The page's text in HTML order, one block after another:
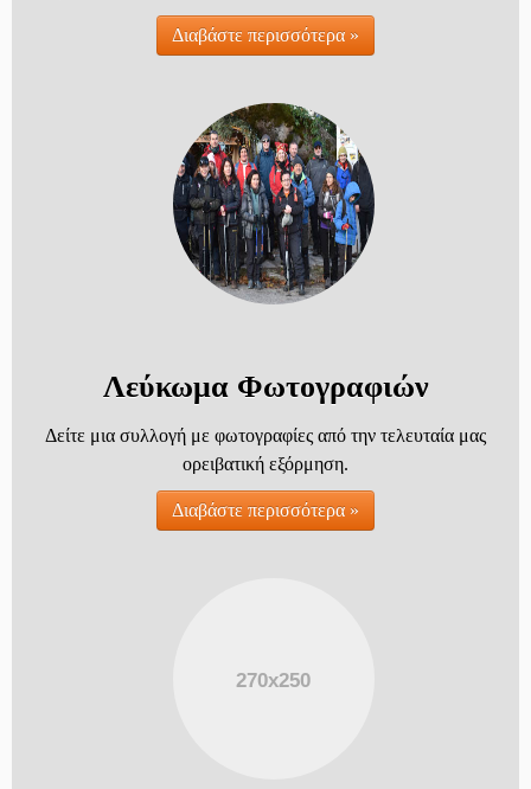
Διαβάστε περισσότερα »
Λεύκωμα Φωτογραφιών
Δείτε μια συλλογή με φωτογραφίες από την τελευταία μας
ορειβατική εξόρμηση.
Διαβάστε περισσότερα »